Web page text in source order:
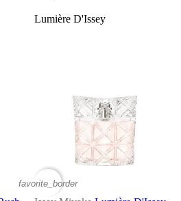
Lumière D'Issey
favorite_border